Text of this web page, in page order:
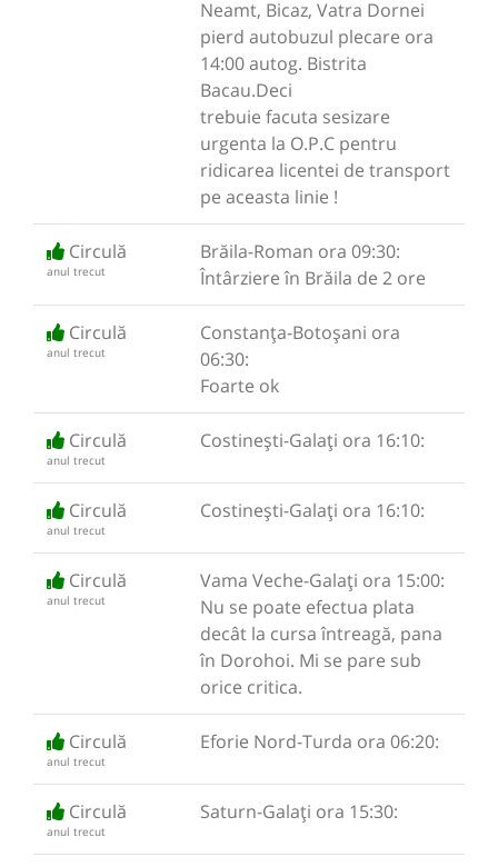
Neamt, Bicaz, Vatra Dornei
pierd autobuzul plecare ora
14:00 autog. Bistrita
Bacau.Deci
trebuie facuta sesizare
urgenta la O.P.C pentru
ridicarea licentei de transport
pe aceasta linie !
Circulă
anul trecut
Brăila-Roman ora 09:30:
Întârziere în Brăila de 2 ore
Circulă
anul trecut
Constanța-Botoșani ora
06:30:
Foarte ok
Circulă
anul trecut
Costinești-Galați ora 16:10:
Circulă
anul trecut
Costinești-Galați ora 16:10:
Circulă
anul trecut
Vama Veche-Galați ora 15:00:
Nu se poate efectua plata
decât la cursa întreagă, pana
în Dorohoi. Mi se pare sub
orice critica.
Circulă
anul trecut
Eforie Nord-Turda ora 06:20:
Circulă
anul trecut
Saturn-Galați ora 15:30: